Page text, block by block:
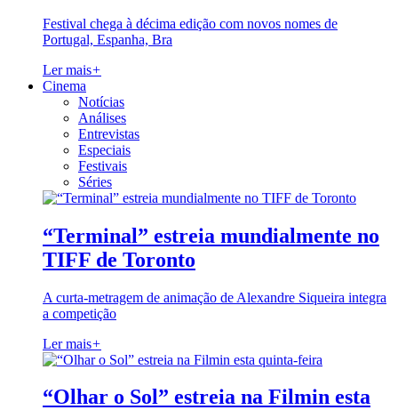
Festival chega à décima edição com novos nomes de
Portugal, Espanha, Bra
Ler mais+
Cinema
Notícias
Análises
Entrevistas
Especiais
Festivais
Séries
“Terminal” estreia mundialmente no
TIFF de Toronto
A curta-metragem de animação de Alexandre Siqueira integra
a competição
Ler mais+
“Olhar o Sol” estreia na Filmin esta